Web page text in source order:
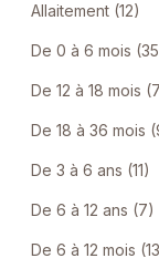
Allaitement (12)
De 0 à 6 mois
De 12 à 18 mois
De 18 à 36 mois
De 3 à 6 ans (11)
De 6 à 12 ans (7)
De 6 à 12 mois